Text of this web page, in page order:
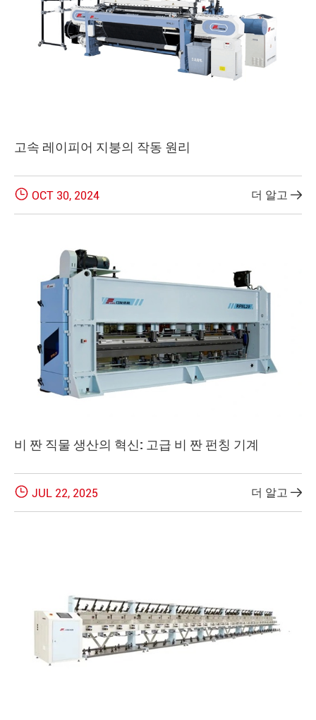
고속 레이피어 지붕의 작동 원리
 OCT 30, 2024 더 알고 
비 짠 직물 생산의 혁신: 고급 비 짠 펀칭 기계
 JUL 22, 2025 더 알고 